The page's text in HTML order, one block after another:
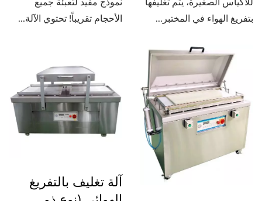
للأكياس الصغيرة، يتم تغليفها
بتفريغ الهواء في المختبر...
نموذج مفيد لتعبئة جميع
الأحجام تقريباً! تحتوي الآلة...
آلة تغليف بالتفريغ